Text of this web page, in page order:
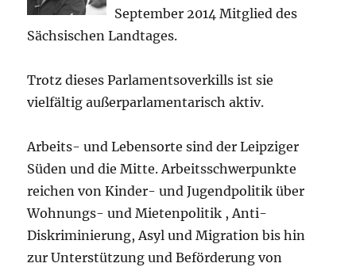
September 2014 Mitglied des
Sächsischen Landtages.
Trotz dieses Parlamentsoverkills ist sie
vielfältig außerparlamentarisch aktiv.
Arbeits- und Lebensorte sind der Leipziger
Süden und die Mitte. Arbeitsschwerpunkte
reichen von Kinder- und Jugendpolitik über
Wohnungs- und Mietenpolitik , Anti-
Diskriminierung, Asyl und Migration bis hin
zur Unterstützung und Beförderung von